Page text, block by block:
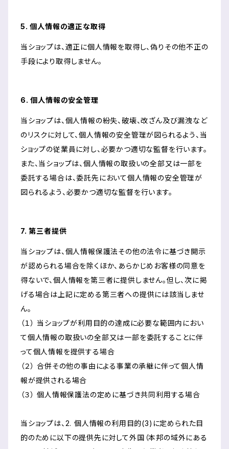
5. 個人情報の適正な取得
当ショップは、適正に個人情報を取得し、偽りその他不正の
手段により取得しません。
6. 個人情報の安全管理
当ショップは、個人情報の紛失、破壊、改ざん及び漏洩など
のリスクに対して、個人情報の安全管理が図られるよう、当
ショップの従業員に対し、必要かつ適切な監督を行います。
また、当ショップは、個人情報の取扱いの全部又は一部を
委託する場合は、委託先において個人情報の安全管理が
図られるよう、必要かつ適切な監督を行います。
7. 第三者提供
当ショップは、個人情報保護法その他の法令に基づき開示
が認められる場合を除くほか、あらかじめお客様の同意を
得ないで、個人情報を第三者に提供しません。但し、次に掲
げる場合は上記に定める第三者への提供には該当しませ
ん。
（１） 当ショップが利用目的の達成に必要な範囲内におい
て個人情報の取扱いの全部又は一部を委託することに伴
って個人情報を提供する場合
（２） 合併その他の事由による事業の承継に伴って個人情
報が提供される場合
（３） 個人情報保護法の定めに基づき共同利用する場合
当ショップは、2. 個人情報の利用目的(3)に定められた目
的のために以下の提供先に対して外国（本邦の域外にある